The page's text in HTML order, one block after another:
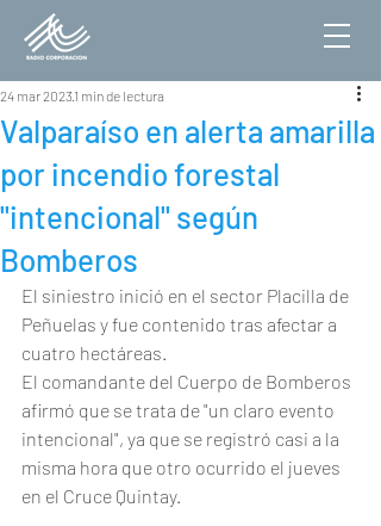
Valparaíso en alerta amarilla
por incendio forestal
"intencional" según
Bomberos
24 mar 2023 1 min de lectura
El siniestro inició en el sector Placilla de
Peñuelas y fue contenido tras afectar a
cuatro hectáreas.
El comandante del Cuerpo de Bomberos
afirmó que se trata de "un claro evento
intencional", ya que se registró casi a la
misma hora que otro ocurrido el jueves
en el Cruce Quintay.